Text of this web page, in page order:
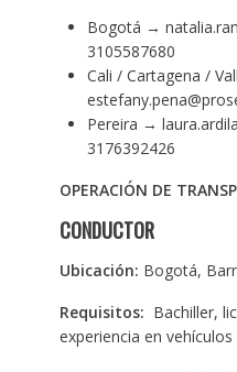
Bogotá →
3105587680
Cali / Cartagena /
Pereira →
3176392426
OPERACIÓN DE
CONDUCTOR
Ubicación: Bogotá,
Requisitos: Bachiller,
experiencia en vehículos